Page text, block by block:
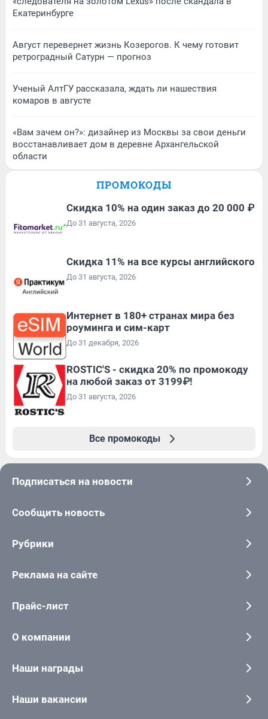
Екатеринбурге
Август перевернет жизнь Козерогов. К чему готовит
ретроградный Сатурн — прогноз
Ученый АлтГУ рассказала, ждать ли нашествия
комаров в августе
«Вам зачем он?»: дизайнер из Москвы за свои деньги
восстанавливает дом в деревне Архангельской
области
ПРОМОКОДЫ
Скидка 10% на один заказ до 20 000 ₽
До 31 августа, 2026
Скидка 11% на все курсы английского
До 31 августа, 2026
Интернет в 180+ странах мира без
роуминга и сим-карт
До 31 декабря, 2026
ROSTIC'S - скидка 20% по промокоду
на любой заказ от 3199₽!
До 31 августа, 2026
Все промокоды
Подписаться на новости
Сообщить новость
Рубрики
Реклама на сайте
Прайс-лист
О компании
Наши награды
Наши вакансии